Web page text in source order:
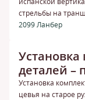
стрельбы на
2099 Ланбер
Установка
деталей –
Установка
цевья на старое